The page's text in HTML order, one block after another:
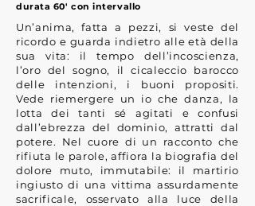
durata 60' con intervallo
Un’anima, fatta a pezzi, si veste del
ricordo e guarda indietro alle età della
sua vita: il tempo dell’incoscienza,
l’oro del sogno, il cicaleccio barocco
delle intenzioni, i buoni propositi.
Vede riemergere un io che danza, la
lotta dei tanti sé agitati e confusi
dall’ebrezza del dominio, attratti dal
potere. Nel cuore di un racconto che
rifiuta le parole, affiora la biografia del
dolore muto, immutabile: il martirio
ingiusto di una vittima assurdamente
sacrificale, osservato alla luce della